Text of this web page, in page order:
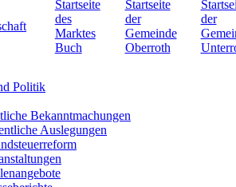
Politik
Bekanntmachungen
Auslegungen